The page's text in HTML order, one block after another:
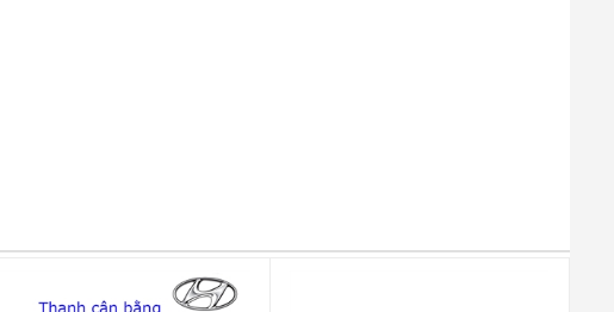
ứng IPS 8 inch tích hợp camera lùi và hệ thống dẫn đường hiện đại nhất.